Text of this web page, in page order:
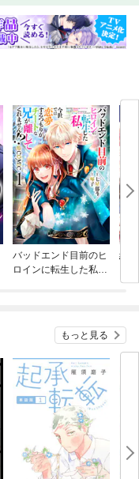
バッドエンド目前のヒ
ロインに転生した私、
結
もっと見る